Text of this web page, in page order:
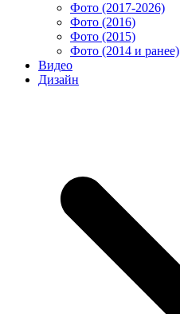
Фото (2017-2026)
Фото (2016)
Фото (2015)
Фото (2014 и ранее)
Видео
Дизайн